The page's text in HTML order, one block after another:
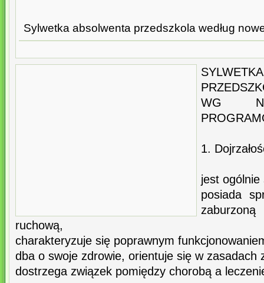
Sylwetka absolwenta przedszkola według
WG
1.
jest
posiada
zaburzoną
ruchową,
charakteryzuje się poprawnym
dba o swoje zdrowie, orientuje się w zasadach
dostrzega związek pomiędzy chorobą a